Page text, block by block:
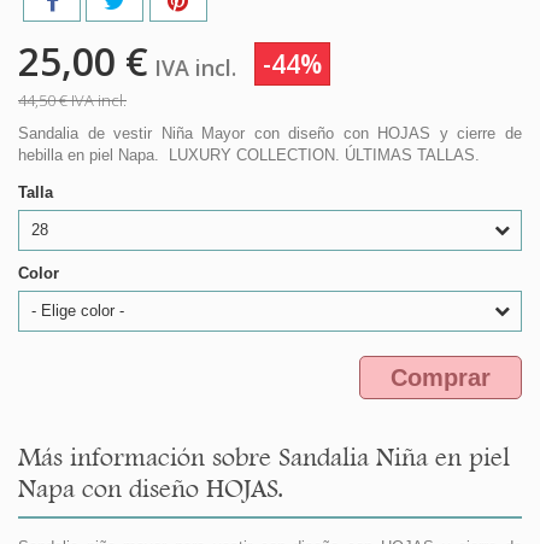
25,00 € IVA incl. -44%
44,50 €IVA incl.
Sandalia de vestir Niña Mayor con diseño con HOJAS y cierre de
hebilla en piel Napa. LUXURY COLLECTION. ÚLTIMAS TALLAS.
Talla
28
Color
- Elige color -
Comprar
Más información sobre Sandalia Niña en piel
Napa con diseño HOJAS.